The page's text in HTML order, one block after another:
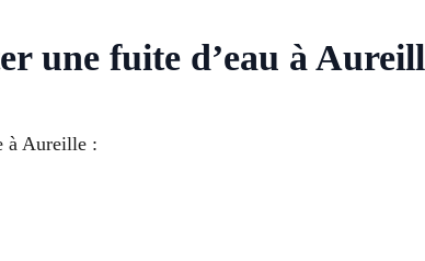
une fuite d’eau à
à Aureille :